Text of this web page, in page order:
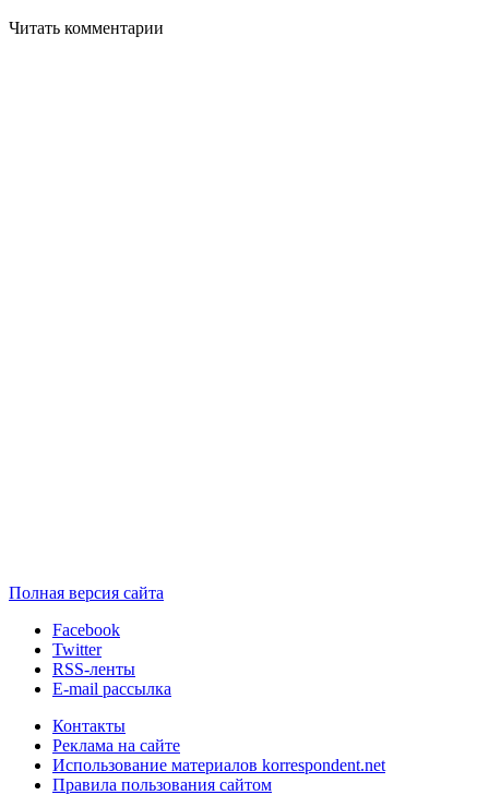
Читать комментарии
Полная версия сайта
Facebook
Twitter
RSS-ленты
E-mail рассылка
Контакты
Реклама на сайте
Использование материалов korrespondent.net
Правила пользования сайтом